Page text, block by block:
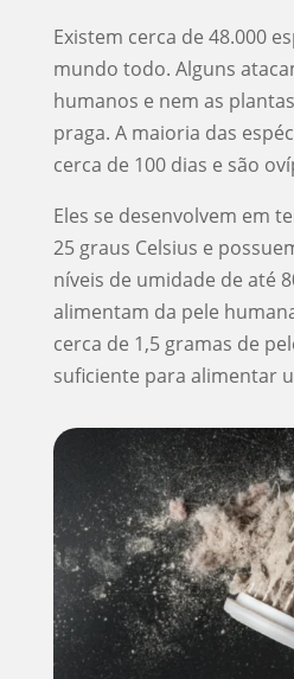
Existem cerca de 48.000
mundo todo. Alguns
humanos e nem as
praga. A maioria das
cerca de 100 dias e são
Eles se desenvolvem em
25 graus Celsius e
níveis de umidade de até
alimentam da pele
cerca de 1,5 gramas de
suficiente para alimentar